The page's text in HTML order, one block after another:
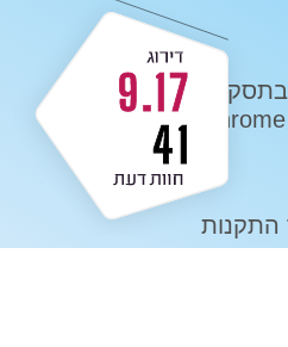
התקנות
9.17
41